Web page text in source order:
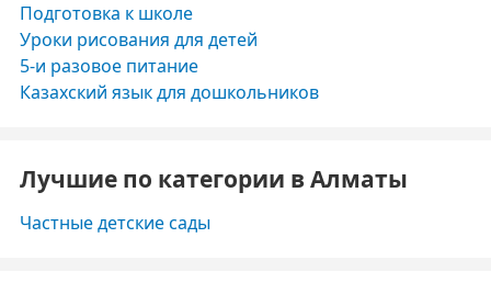
Подготовка к школе
Уроки рисования для детей
5-и разовое питание
Казахский язык для дошкольников
Лучшие по категории в Алматы
Частные детские сады